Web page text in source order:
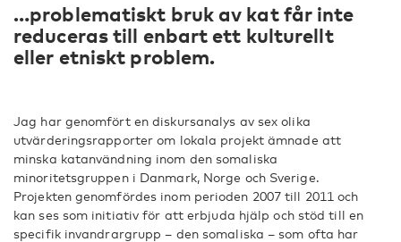
…problematiskt bruk av kat får inte
reduceras till enbart ett kulturellt
eller etniskt problem.
Jag har genomfört en diskursanalys av sex olika
utvärderingsrapporter om lokala projekt ämnade att
minska katanvändning inom den somaliska
minoritetsgruppen i Danmark, Norge och Sverige.
Projekten genomfördes inom perioden 2007 till 2011 och
kan ses som initiativ för att erbjuda hjälp och stöd till en
specifik invandrargrupp – den somaliska – som ofta har